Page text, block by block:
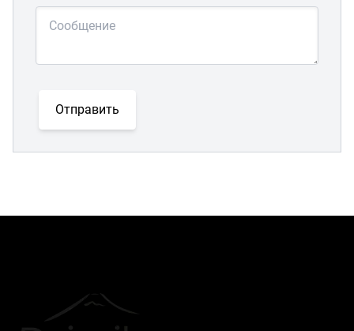
Отправить